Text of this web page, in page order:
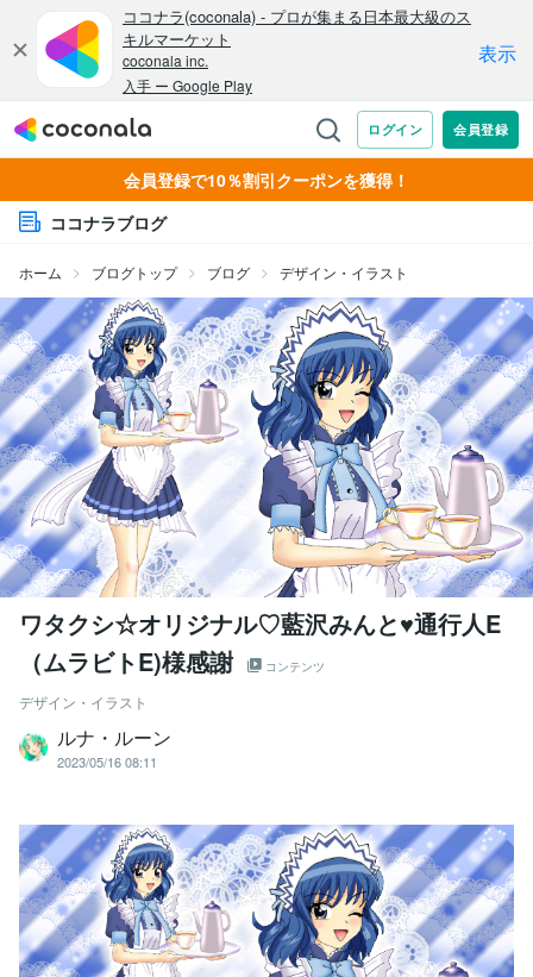
会員登録で10％割引クーポンを獲得！
ココナラブログ
ホーム ブログトップ ブログ デザイン・イラスト
ワタクシ☆オリジナル♡藍沢みんと♥通行人E
（ムラビトE)様感謝
コンテンツ
デザイン・イラスト
ルナ・ルーン
2023/05/16 08:11